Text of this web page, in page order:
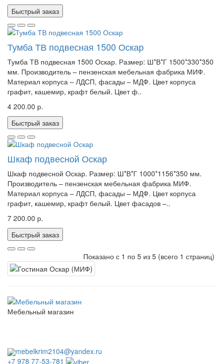
Быстрый заказ
Тумба ТВ подвесная 1500 Оскар
Тумба ТВ подвесная 1500 Оскар. Размер: Ш*В*Г 1500*330*350
мм. Производитель – пензенская мебельная фабрика МИФ.
Материал корпуса – ЛДСП, фасады – МДФ. Цвет корпуса
графит, кашемир, крафт белый. Цвет ф..
4 200.00 р.
Быстрый заказ
Шкаф подвесной Оскар
Шкаф подвесной Оскар. Размер: Ш*В*Г 1000*1156*350 мм.
Производитель – пензенская мебельная фабрика МИФ.
Материал корпуса – ЛДСП, фасады – МДФ. Цвет корпуса
графит, кашемир, крафт белый. Цвет фасадов –..
7 200.00 р.
Быстрый заказ
Показано с 1 по 5 из 5 (всего 1 страниц)
Мебельный магазин
mebelkrim2104@yandex.ru
+7 978 77-53-781